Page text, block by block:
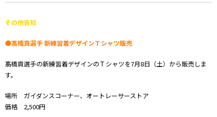
その他告知
●髙橋貢選手 新練習着デザインＴシャツ販売
髙橋貢選手の新練習着デザインのＴシャツを7月8日（土）から販売しま
す。
場所 ガイダンスコーナー、オートレーサーストア
価格 2,500円